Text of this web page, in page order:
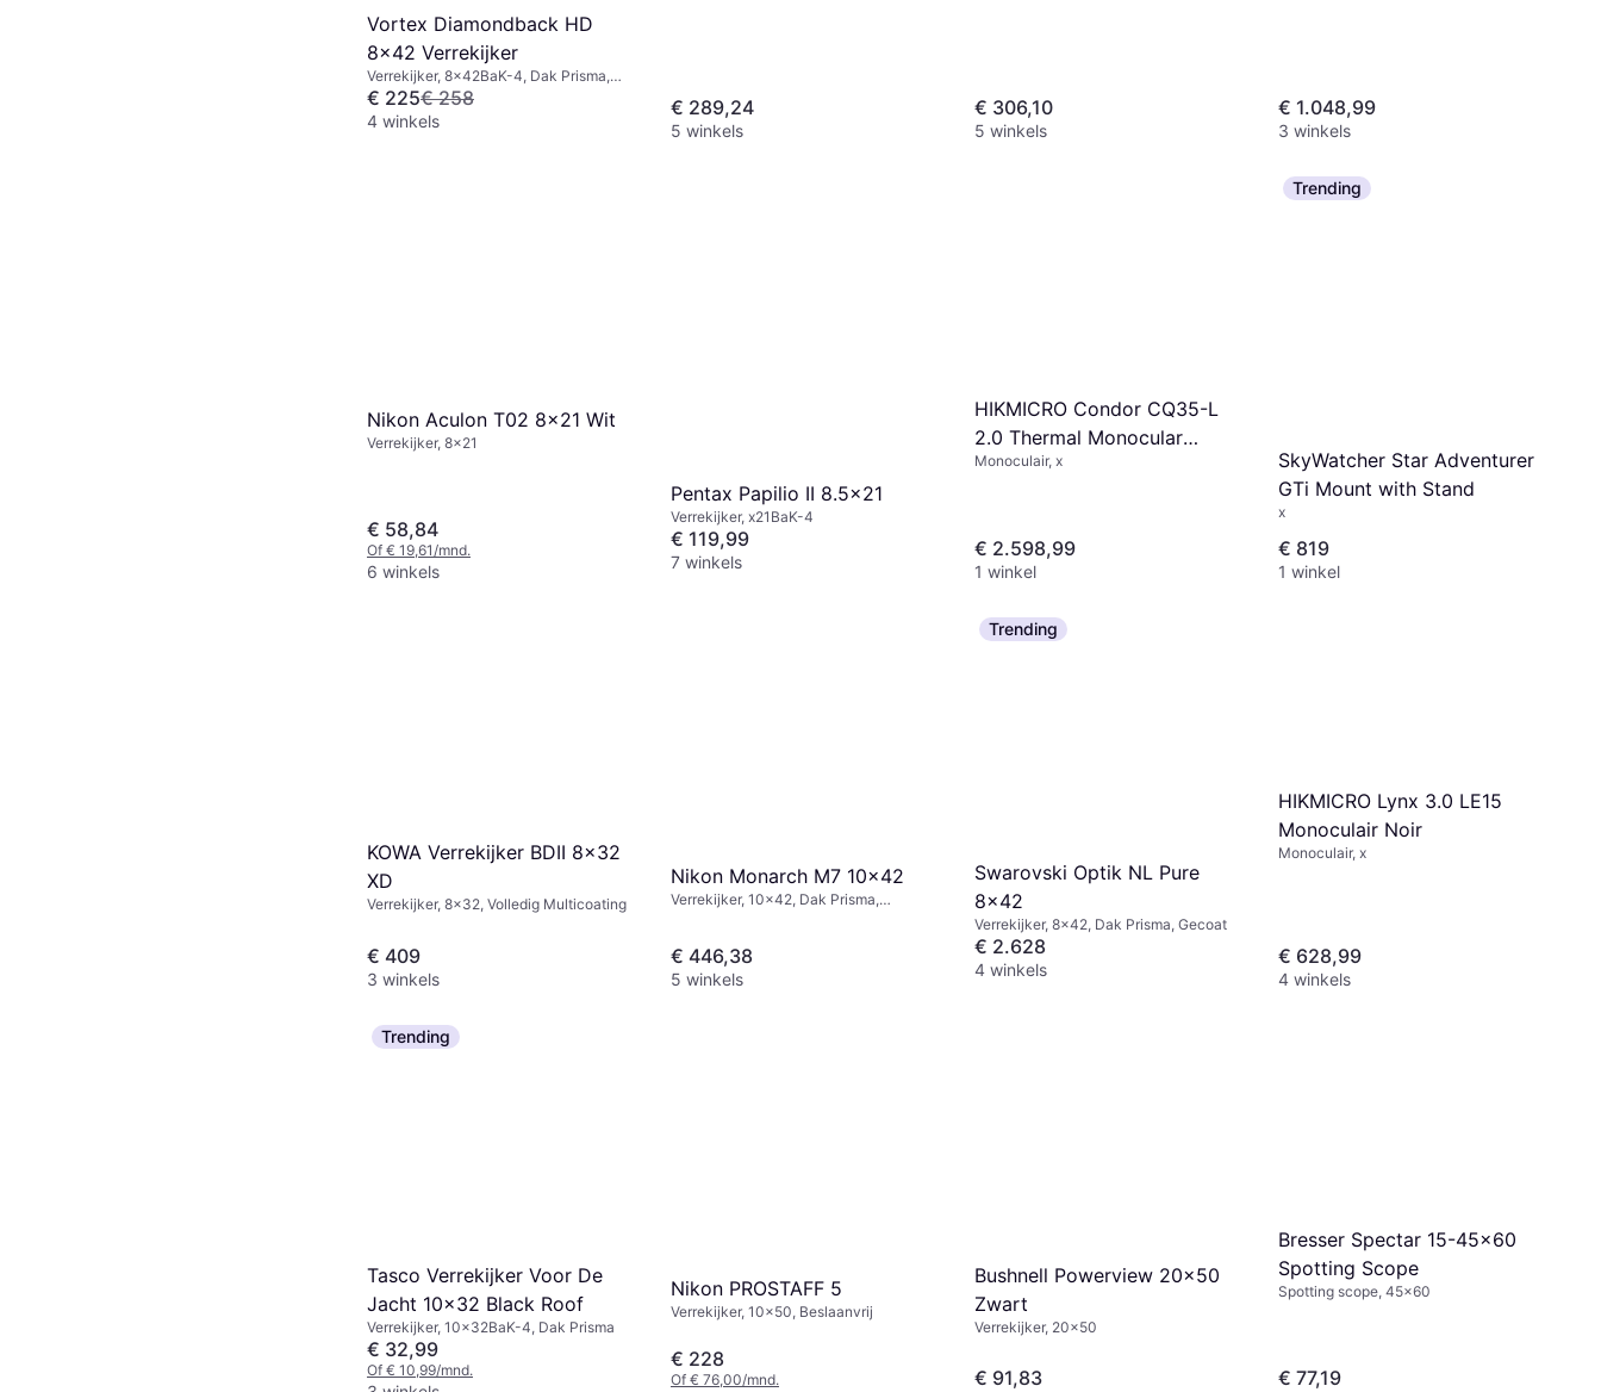
Vortex Diamondback HD
8x42 Verrekijker
Verrekijker, 8x42BaK-4, Dak Prisma,
Beslaanvrij, Statiefbevestiging,
Schokbestendig, Multicoating
€ 225€ 258
4 winkels
€ 289,24
5 winkels
€ 306,10
5 winkels
€ 1.048,99
3 winkels
Nikon Aculon T02 8x21 Wit
Verrekijker, 8x21
€ 58,84
Of € 19,61/mnd.
6 winkels
Pentax Papilio II 8.5x21
Verrekijker, x21BaK-4
€ 119,99
7 winkels
HIKMICRO Condor CQ35-L
2.0 Thermal Monocular
Zwart
Monoculair, x
€ 2.598,99
1 winkel
Trending
SkyWatcher Star Adventurer
GTi Mount with Stand
x
€ 819
1 winkel
KOWA Verrekijker BDII 8x32
XD
Verrekijker, 8x32, Volledig Multicoating
€ 409
3 winkels
Nikon Monarch M7 10x42
Verrekijker, 10x42, Dak Prisma,
€ 446,38
5 winkels
Trending
Swarovski Optik NL Pure
8x42
Verrekijker, 8x42, Dak Prisma, Gecoat
€ 2.628
4 winkels
HIKMICRO Lynx 3.0 LE15
Monoculair Noir
Monoculair, x
€ 628,99
4 winkels
Trending
Tasco Verrekijker Voor De
Jacht 10x32 Black Roof
Verrekijker, 10x32BaK-4, Dak Prisma
€ 32,99
Of € 10,99/mnd.
Nikon PROSTAFF 5
Verrekijker, 10x50, Beslaanvrij
€ 228
Of € 76,00/mnd.
Bushnell Powerview 20x50
Zwart
Verrekijker, 20x50
€ 91,83
Bresser Spectar 15-45x60
Spotting Scope
Spotting scope, 45x60
€ 77,19